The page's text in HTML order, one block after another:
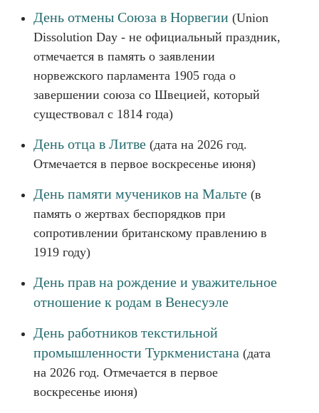
День отмены Союза в Норвегии (Union
Dissolution Day - не официальный праздник,
отмечается в память о заявлении
норвежского парламента 1905 года о
завершении союза со Швецией, который
существовал с 1814 года)
День отца в Литве (дата на 2026 год.
Отмечается в первое воскресенье июня)
День памяти мучеников на Мальте (в
память о жертвах беспорядков при
сопротивлении британскому правлению в
1919 году)
День прав на рождение и уважительное
отношение к родам в Венесуэле
День работников текстильной
промышленности Туркменистана (дата
на 2026 год. Отмечается в первое
воскресенье июня)